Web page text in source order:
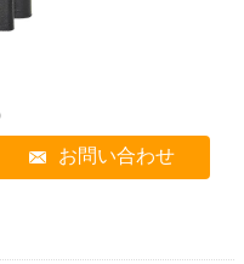
お問い合わせ